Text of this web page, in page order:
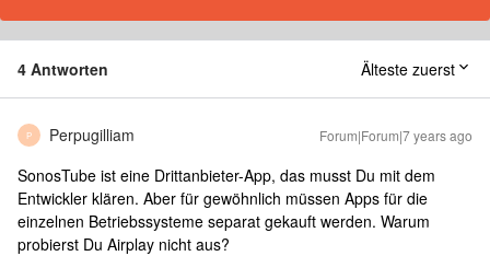
4 Antworten Älteste zuerst
P Perpugilliam Forum|Forum|7 years ago
SonosTube ist eine Drittanbieter-App, das musst Du mit dem
Entwickler klären. Aber für gewöhnlich müssen Apps für die
einzelnen Betriebssysteme separat gekauft werden. Warum
probierst Du Airplay nicht aus?